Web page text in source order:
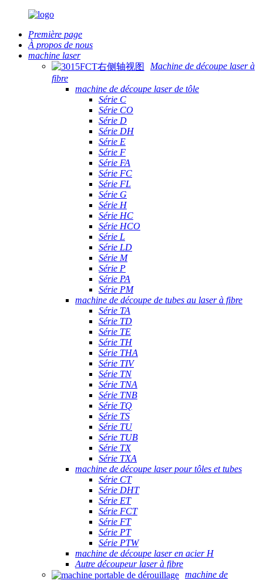
Première page
À propos de nous
machine laser
Machine de découpe laser à
fibre
machine de découpe laser de tôle
Série C
Série CO
Série D
Série DH
Série E
Série F
Série FA
Série FC
Série FL
Série G
Série H
Série HC
Série HCO
Série L
Série LD
Série M
Série P
Série PA
Série PM
machine de découpe de tubes au laser à fibre
Série TA
Série TD
Série TE
Série TH
Série THA
Série TIV
Série TN
Série TNA
Série TNB
Série TQ
Série TS
Série TU
Série TUB
Série TX
Série TXA
machine de découpe laser pour tôles et tubes
Série CT
Série DHT
Série ET
Série FCT
Série FT
Série PT
Série PTW
machine de découpe laser en acier H
Autre découpeur laser à fibre
machine de